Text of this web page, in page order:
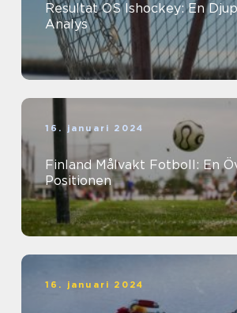
Resultat OS Ishockey: En
Analys
16. januari 2024
Finland Målvakt Fotboll: En
Positionen
16. januari 2024